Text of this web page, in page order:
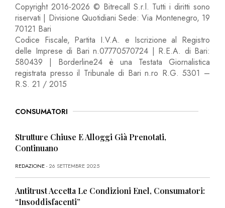
Copyright 2016-2026 © Bitrecall S.r.l. Tutti i diritti sono
riservati | Divisione Quotidiani Sede: Via Montenegro, 19
70121 Bari
Codice Fiscale, Partita I.V.A. e Iscrizione al Registro
delle Imprese di Bari n.07770570724 | R.E.A. di Bari:
580439 | Borderline24 è una Testata Giornalistica
registrata presso il Tribunale di Bari n.ro R.G. 5301 –
R.S. 21 / 2015
CONSUMATORI
Strutture Chiuse E Alloggi Già Prenotati,
Continuano
REDAZIONE- 26 SETTEMBRE 2025
Antitrust Accetta Le Condizioni Enel, Consumatori:
“Insoddisfacenti”